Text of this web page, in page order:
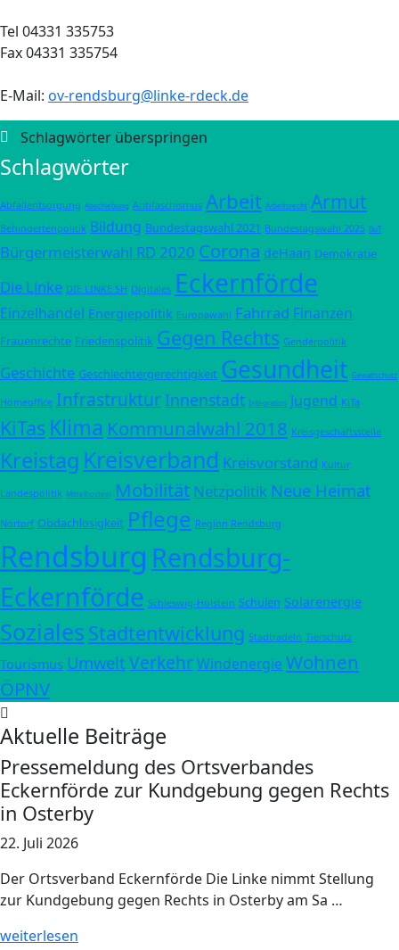
Tel 04331 335753
Fax 04331 335754
E-Mail: ov-rendsburg@linke-rdeck.de
Schlagwörter überspringen
Schlagwörter
Abfallentsorgung Abschiebung Antifaschismus Arbeit Arbeitsrecht Armut
Behindertenpolitik Bildung Bundestagswahl 2021 Bundestagswahl 2025 BuT
Bürgermeisterwahl RD 2020 Corona deHaan Demokratie
Die Linke DIE LINKE SH Digitales Eckernförde
Einzelhandel Energiepolitik Europawahl Fahrrad Finanzen
Frauenrechte Friedenspolitik Gegen Rechts Genderpolitik
Geschichte Geschlechtergerechtigkeit Gesundheit Gewaltschutz
Homeoffice InfrastrukturInnenstadt Integration Jugend KiTa
KiTas Klima Kommunalwahl 2018 Kreisgeschäftsstelle
Kreistag Kreisverband Kreisvorstand Kultur
Landespolitik Mittelhostein Mobilität Netzpolitik Neue Heimat
Nortorf Obdachlosigkeit Pflege Region Rendsburg
Rendsburg Rendsburg-
Eckernförde Schleswig-Holstein Schulen Solarenergie
Soziales Stadtentwicklung Stadtradeln Tierschutz
Tourismus Umwelt VerkehrWindenergie Wohnen
ÖPNV
Aktuelle Beiträge
Pressemeldung des Ortsverbandes
Eckernförde zur Kundgebung gegen Rechts
in Osterby
22. Juli 2026
Der Ortsverband Eckernförde Die Linke nimmt Stellung
zur Kundgebung gegen Rechts in Osterby am Sa …
weiterlesen